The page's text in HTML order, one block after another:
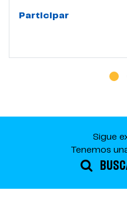
Participar
Sigue
Tenemos